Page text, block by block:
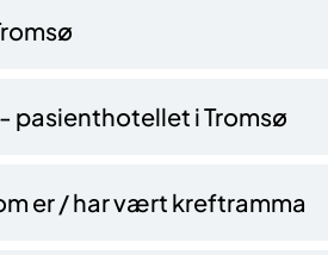
pasienthotellet i Tromsø
er / har vært kreftramma